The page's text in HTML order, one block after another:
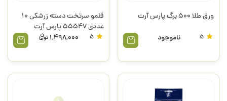
ورق طلا 500 برگ پارس آرت
ناموجود
قلمو سرتخت دسته زرشکی 10
عددی 55547 پارس آرت
1,498,000